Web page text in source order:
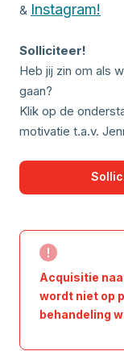
& Instagram!
Solliciteer!
Heb jij zin om als
gaan?
Klik op de
motivatie t.a.v.
Acquisitie
wordt niet op
behandeling